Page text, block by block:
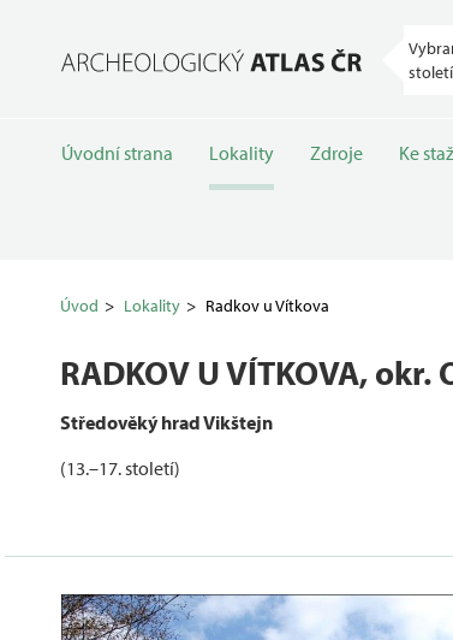
století
Úvodní strana Lokality Zdroje Ke
Úvod Lokality Radkov u Vítkova
RADKOV U VÍTKOVA, okr.
Středověký hrad Vikštejn
(13.–17. století)